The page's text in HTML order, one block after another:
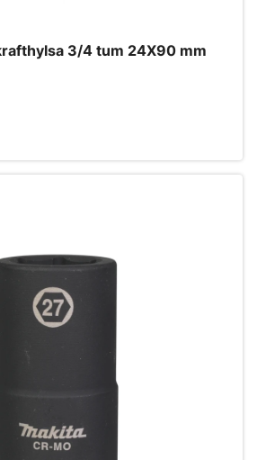
3/4 tum 24X90 mm